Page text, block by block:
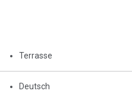
Terrasse
Deutsch